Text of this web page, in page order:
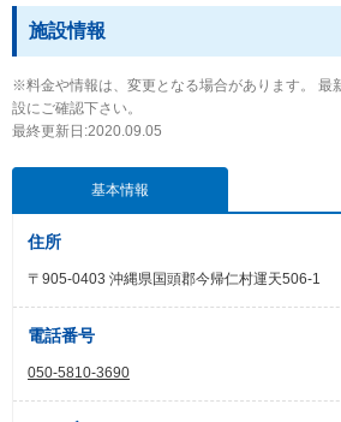
施設情報
※料金や情報は、変更となる場合があります。 最
設にご確認下さい。
最終更新日:2020.09.05
基本情報
住所
〒905-0403 沖縄県国頭郡今帰仁村運天506-1
電話番号
050-5810-3690